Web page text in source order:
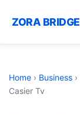
ZORA BRIDGE
Home › Business ›
Casier Tv